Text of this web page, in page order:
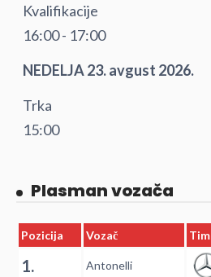
Kvalifikacije
16:00 - 17:00
NEDELJA 23. avgust 2026.
Trka
15:00
Plasman vozača
Pozicija Vozač Tim
1. Antonelli